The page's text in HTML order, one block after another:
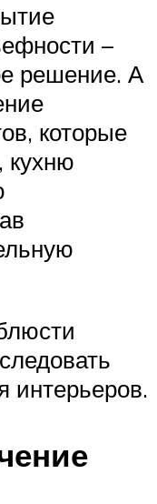
–
решение. А
которые
кухню
интерьеров.